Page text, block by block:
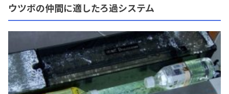
ウツボの仲間に適したろ過システム